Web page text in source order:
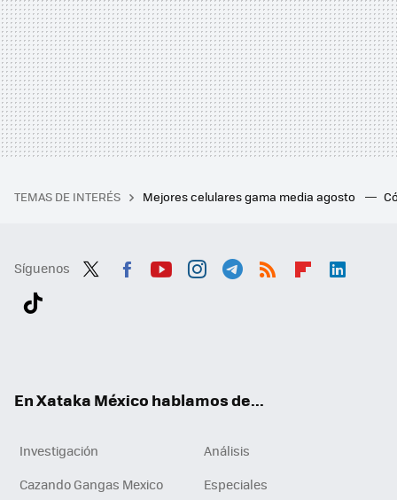
TEMAS DE INTERÉS Mejores celulares gama media agosto
Síguenos
En Xataka México hablamos de...
Investigación
Análisis
Cazando Gangas Mexico
Especiales